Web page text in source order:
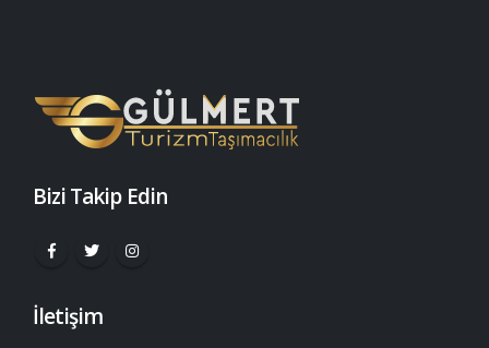
Bizi Takip Edin
İletişim